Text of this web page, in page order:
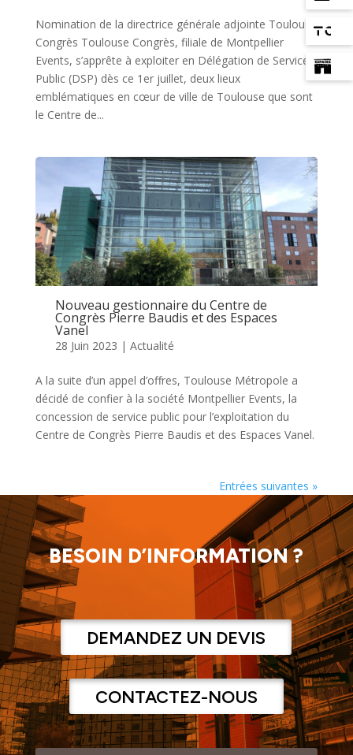
Nomination de la directrice générale adjointe Toulouse
Congrès Toulouse Congrès, filiale de Montpellier
Events, s’apprête à exploiter en Délégation de Service
Public (DSP) dès ce 1er juillet, deux lieux
emblématiques en cœur de ville de Toulouse que sont
le Centre de...
Nouveau gestionnaire du Centre de
Congrès Pierre Baudis et des Espaces
Vanel
28 Juin 2023 | Actualité
A la suite d’un appel d’offres, Toulouse Métropole a
décidé de confier à la société Montpellier Events, la
concession de service public pour l’exploitation du
Centre de Congrès Pierre Baudis et des Espaces Vanel.
Entrées suivantes »
BESOIN D’INFORMATION ?
DEMANDEZ UN DEVIS
CONTACTEZ-NOUS